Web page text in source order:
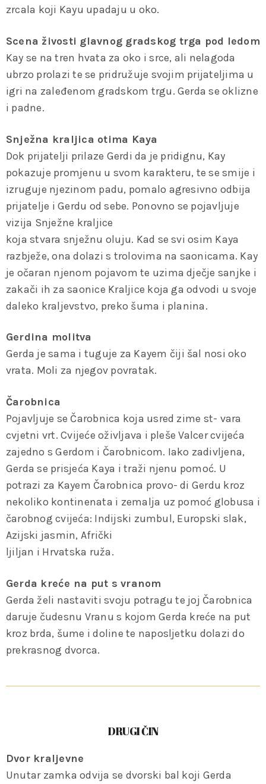
zrcala koji Kayu upadaju u oko.
Scena živosti glavnog gradskog trga pod ledom
Kay se na tren hvata za oko i srce, ali nelagoda
ubrzo prolazi te se pridružuje svojim prijateljima u
igri na zaleđenom gradskom trgu. Gerda se oklizne
i padne.
Snježna kraljica otima Kaya
Dok prijatelji prilaze Gerdi da je pridignu, Kay
pokazuje promjenu u svom karakteru, te se smije i
izruguje njezinom padu, pomalo agresivno odbija
prijatelje i Gerdu od sebe. Ponovno se pojavljuje
vizija Snježne kraljice
koja stvara snježnu oluju. Kad se svi osim Kaya
razbježe, ona dolazi s trolovima na saonicama. Kay
je očaran njenom pojavom te uzima dječje sanjke i
zakači ih za saonice Kraljice koja ga odvodi u svoje
daleko kraljevstvo, preko šuma i planina.
Gerdina molitva
Gerda je sama i tuguje za Kayem čiji šal nosi oko
vrata. Moli za njegov povratak.
Čarobnica
Pojavljuje se Čarobnica koja usred zime st- vara
cvjetni vrt. Cvijeće oživljava i pleše Valcer cvijeća
zajedno s Gerdom i Čarobnicom. Iako zadivljena,
Gerda se prisjeća Kaya i traži njenu pomoć. U
potrazi za Kayem Čarobnica provo- di Gerdu kroz
nekoliko kontinenata i zemalja uz pomoć globusa i
čarobnog cvijeća: Indijski zumbul, Europski slak,
Azijski jasmin, Afrički
ljiljan i Hrvatska ruža.
Gerda kreće na put s vranom
Gerda želi nastaviti svoju potragu te joj Čarobnica
daruje čudesnu Vranu s kojom Gerda kreće na put
kroz brda, šume i doline te naposljetku dolazi do
prekrasnog dvorca.
DRUGI ČIN
Dvor kraljevne
Unutar zamka odvija se dvorski bal koji Gerda